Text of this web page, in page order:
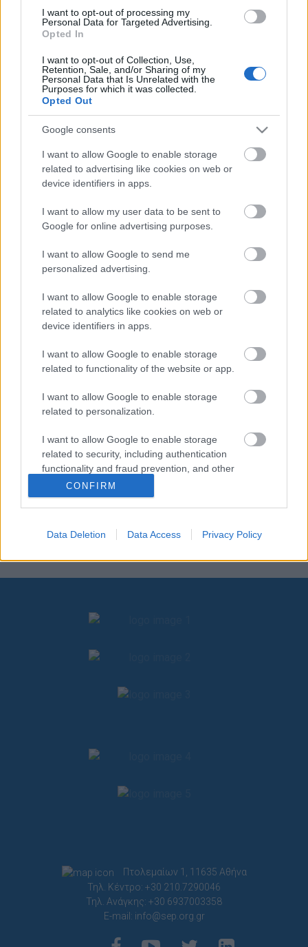
I want to opt-out of processing my
Personal Data for Targeted Advertising.
Opted In
I want to opt-out of Collection, Use,
Retention, Sale, and/or Sharing of my
Personal Data that Is Unrelated with the
Purposes for which it was collected.
Opted Out
Google consents
I want to allow Google to enable storage
related to advertising like cookies on web or
device identifiers in apps.
I want to allow my user data to be sent to
Google for online advertising purposes.
I want to allow Google to send me
personalized advertising.
I want to allow Google to enable storage
related to analytics like cookies on web or
device identifiers in apps.
I want to allow Google to enable storage
related to functionality of the website or app.
I want to allow Google to enable storage
related to personalization.
I want to allow Google to enable storage
related to security, including authentication
functionality and fraud prevention, and other
user protection.
CONFIRM
Data Deletion Data Access Privacy Policy
Η μεγαλύτερη πολιτιστική συνάντηση εφήβων, η
35η Πανελλήνια Ανιχνευτική Πολιτιστική
Ατζέντα 2030 και τους17 Στόχους Βιώσιμης
Ανάπτυξης.
Εικοσιτέσσερις (24) Κοινότητες Ανιχνευτών
παίρνοντας έναυσμα από τον Στοχο Βιώσιμης
Ανάπτυξης 11: ΒΙΩΣΙΜΕΣ ΠΟΛΕΙΣ & ΚΟΙΝΟΤΗΤΕΣ,
συμμετείχαν στον διαγωνισμό Τηλεοπτικού Σποτ
με θέμα "Βιώσιμες Γειτονιές: Αυτενεργώ",
προτάσεις ευαισθητοποίησης και κινητοποίησης
του κοινού.
Το πρώτο βραβείο απονεμήθηκε στην 5η
"Κοινωνική παρέμβαση στη γειτονιά μου". To
βραβευμένο τηλεοπτικό σποτ μπορείτε να το
δείτε εδώ:
Πτολεμαίων 1, 11635 Αθήνα
Τηλ. Κέντρο: +30 210.7290046
Τηλ. Ανάγκης: +30 6937003358
E-mail: info@sep.org.gr